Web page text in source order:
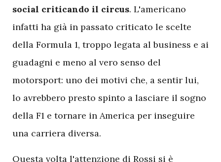
social criticando il circus. L'americano
infatti ha già in passato criticato le scelte
della Formula 1, troppo legata al business e ai
guadagni e meno al vero senso del
motorsport: uno dei motivi che, a sentir lui,
lo avrebbero presto spinto a lasciare il sogno
della F1 e tornare in America per inseguire
una carriera diversa.
Questa volta l'attenzione di Rossi si è